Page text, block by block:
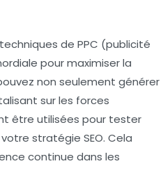
de PPC (publicité
pour maximiser la
non seulement générer
sur les forces
être utilisées pour tester
stratégie SEO. Cela
continue dans les